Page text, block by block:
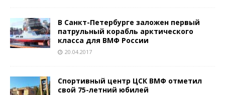
В Санкт-Петербурге заложен первый
патрульный корабль арктического
класса для ВМФ России
20.04.2017
Спортивный центр ЦСК ВМФ отметил
свой 75-летний юбилей